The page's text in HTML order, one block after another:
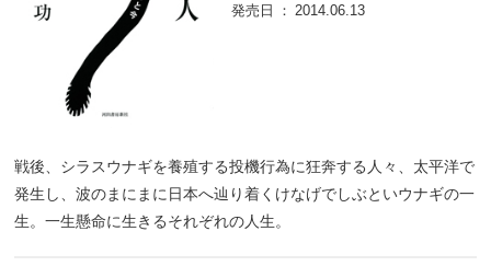
発売日
2014.06.13
戦後、シラスウナギを養殖する投機行為に狂奔する人々、太平洋で
発生し、波のまにまに日本へ辿り着くけなげでしぶといウナギの一
生。一生懸命に生きるそれぞれの人生。